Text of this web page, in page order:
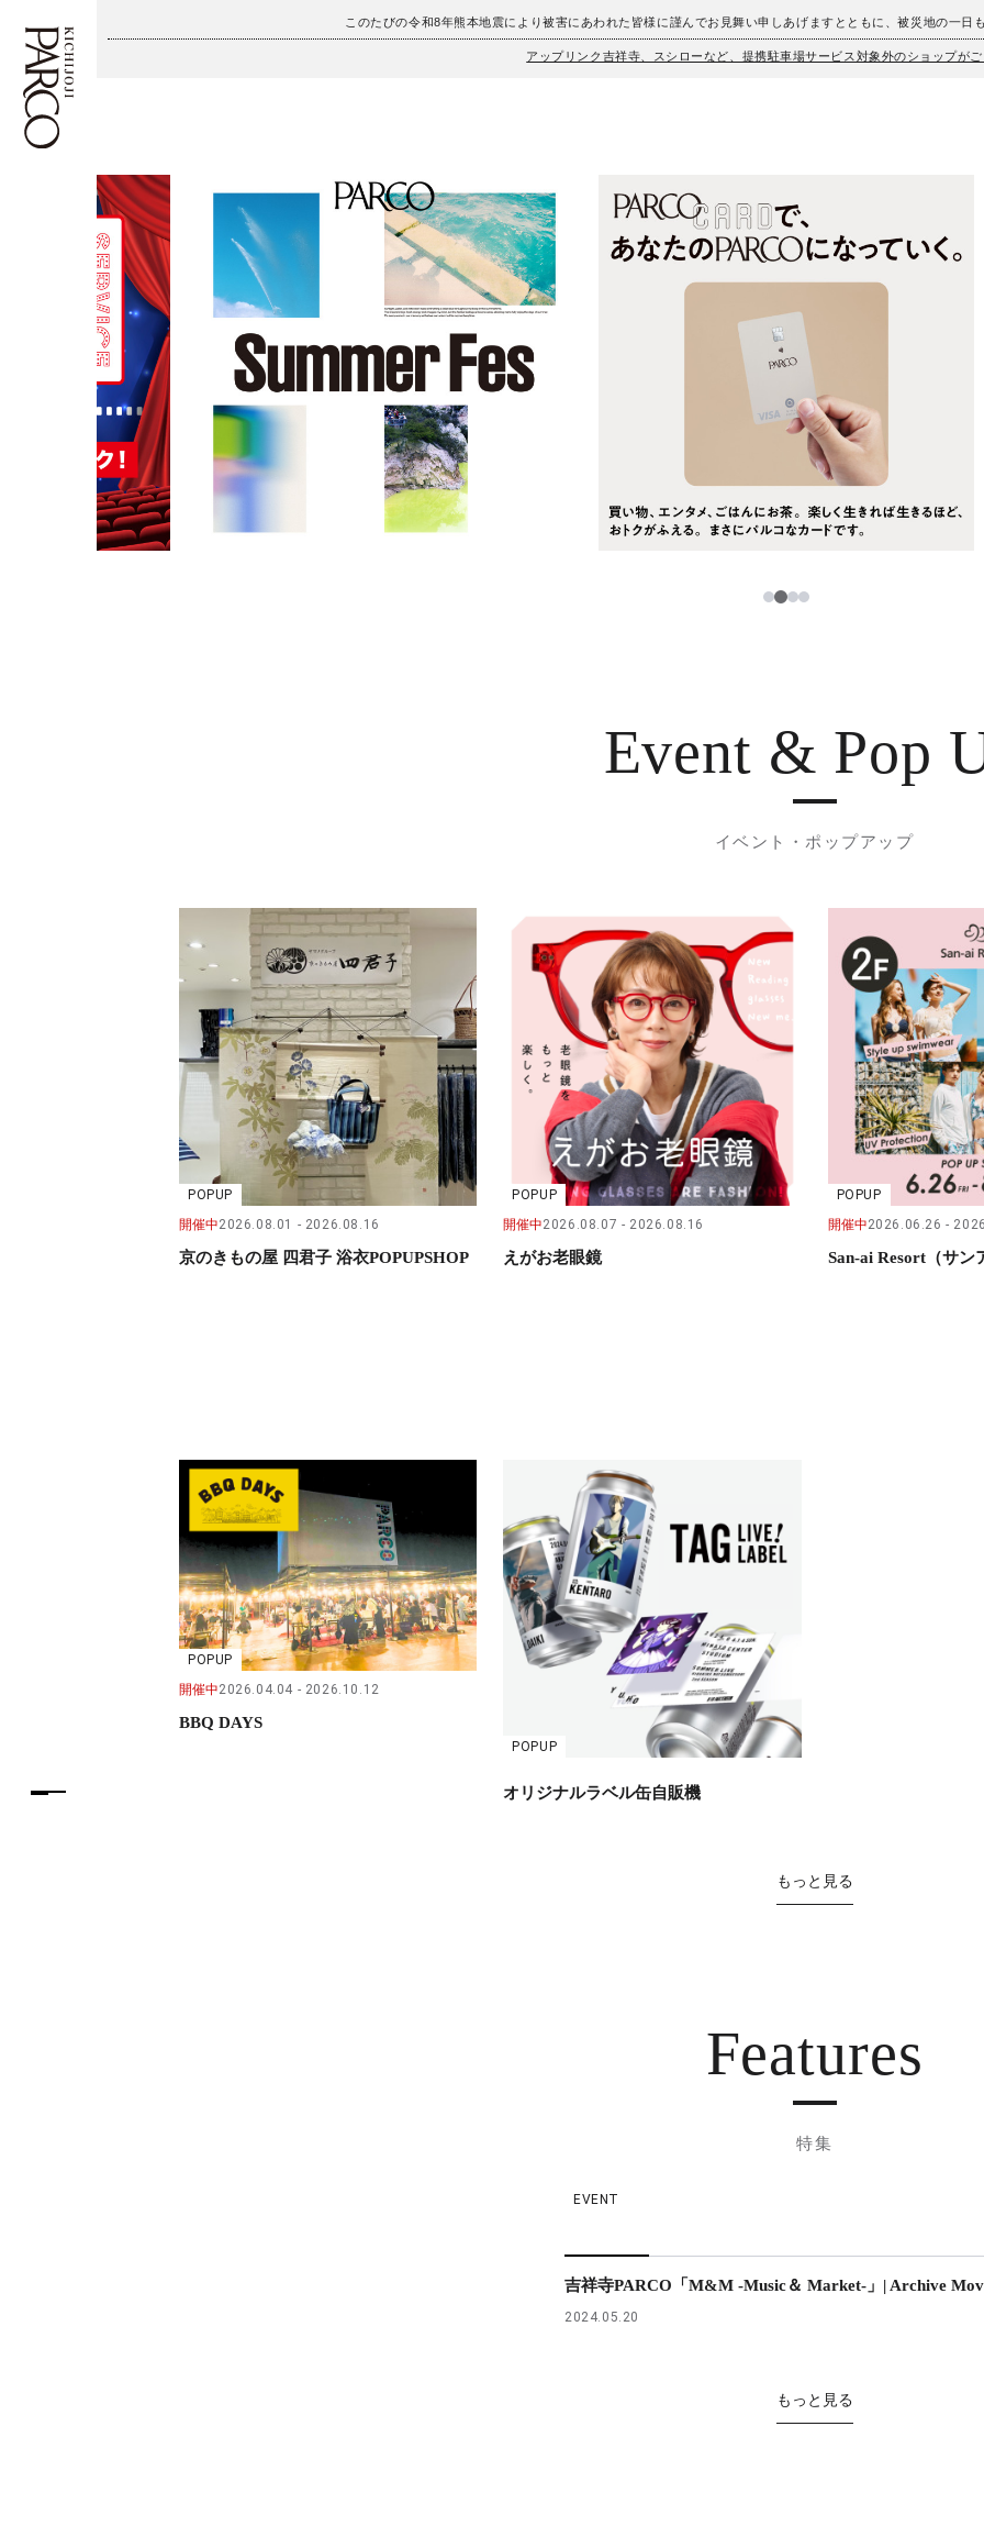
このたびの令和8年熊本地震により被害にあわれた皆様に謹んでお見舞い申しあげますとともに、被災地の一日
アップリンク吉祥寺、スシローなど、提携駐車場サービス対象外のショップが
施設案内・アクセス
イベント・ポップアップ
ニュース
レストラン・カフェ
TAX FREE
PARCOメンバーズ
繁体字
簡体字
한국어
ภาษาไทย
日本語
1234
Event & Pop
イベント・ポップアップ
POPUP
開催中2026.08.01 2026.08.16
京のきもの屋 四君子 浴衣POPUPSHOP
POPUP
開催中2026.08.07 2026.08.16
えがお老眼鏡
POPUP
開催中2026.06.26
San-ai Resort（サン
POPUP
開催中2026.04.04 2026.10.12
BBQ DAYS
POPUP
オリジナルラベル缶自販機
もっと見る
Features
特集
EVENT
吉祥寺PARCO「M&M -Music＆ Market-」| Archive
2024.05.20
もっと見る